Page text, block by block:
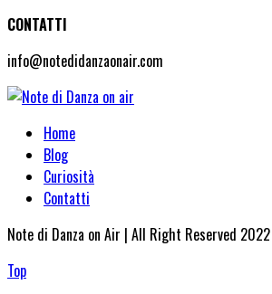
CONTATTI
info@notedidanzaonair.com
Home
Blog
Curiosità
Contatti
Note di Danza on Air | All Right Reserved 2022
Top